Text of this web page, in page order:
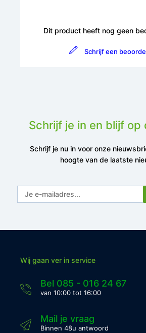
Dit product heeft nog geen
Schrijf een
Schrijf je in en blijf op
Schrijf je nu in voor onze
hoogte van de laatste
Wij gaan ver in service
Bel 085 - 016 24 67
van 10:00 tot 16:00
Mail je vraag
Binnen 48u antwoord